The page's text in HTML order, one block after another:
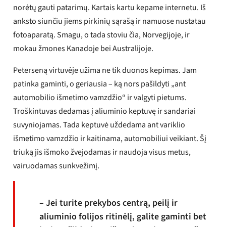
norėtų gauti patarimų. Kartais kartu kepame internetu. Iš
anksto siunčiu jiems pirkinių sąrašą ir namuose nustatau
fotoaparatą. Smagu, o tada stoviu čia, Norvegijoje, ir
mokau žmones Kanadoje bei Australijoje.
Peterseną virtuvėje užima ne tik duonos kepimas. Jam
patinka gaminti, o geriausia – ką nors pašildyti „ant
automobilio išmetimo vamzdžio“ ir valgyti pietums.
Troškintuvas dedamas į aliuminio keptuvę ir sandariai
suvyniojamas. Tada keptuvė uždedama ant variklio
išmetimo vamzdžio ir kaitinama, automobiliui veikiant. Šį
triuką jis išmoko žvejodamas ir naudoja visus metus,
vairuodamas sunkvežimį.
– Jei turite prekybos centrą, peilį ir
aliuminio folijos ritinėlį, galite gaminti bet